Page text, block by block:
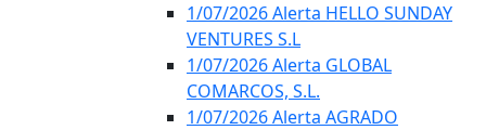
1/07/2026 Alerta HELLO SUNDAY
VENTURES S.L
1/07/2026 Alerta GLOBAL
COMARCOS, S.L.
1/07/2026 Alerta AGRADO